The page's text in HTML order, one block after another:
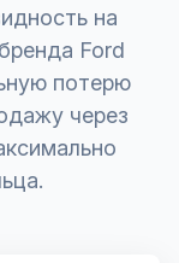
на
Ford
потерю
через